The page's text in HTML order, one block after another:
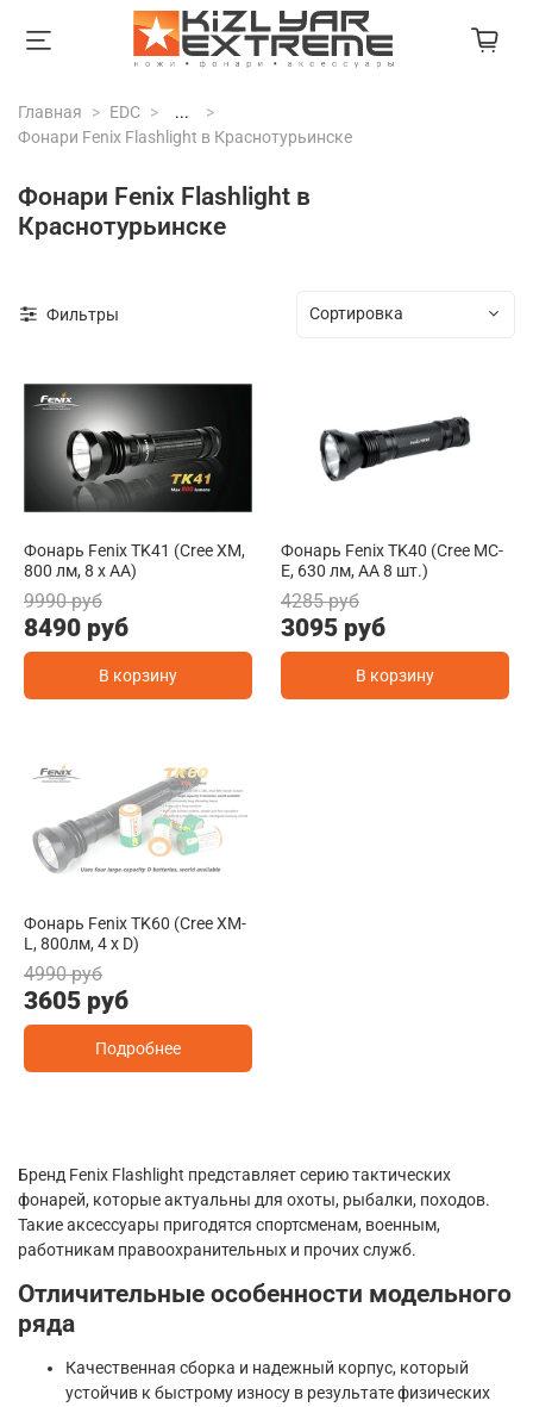
Главная EDC
...
Фонари Fenix Flashlight в Краснотурьинске
Фонари Fenix Flashlight в
Краснотурьинске
Фильтры
Фонарь Fenix TK41 (Cree XM,
800 лм, 8 х АА)
9990 руб
8490 руб
В корзину
Фонарь Fenix TK40 (Cree MC-
E, 630 лм, AA 8 шт.)
4285 руб
3095 руб
В корзину
Фонарь Fenix TK60 (Cree XM-
L, 800лм, 4 x D)
4990 руб
3605 руб
Подробнее
Бренд Fenix Flashlight представляет серию тактических
фонарей, которые актуальны для охоты, рыбалки, походов.
Такие аксессуары пригодятся спортсменам, военным,
работникам правоохранительных и прочих служб.
Отличительные особенности модельного
ряда
Качественная сборка и надежный корпус, который
устойчив к быстрому износу в результате физических